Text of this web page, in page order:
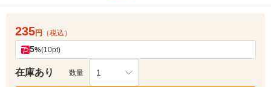
235円 （税込）
5%(10pt)
在庫あり 数量 1